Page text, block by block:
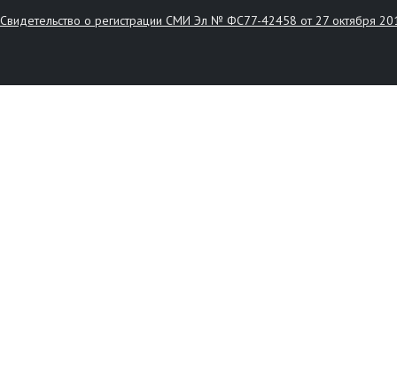
Свидетельство о регистрации СМИ Эл № ФС77-42458 от 27 октября